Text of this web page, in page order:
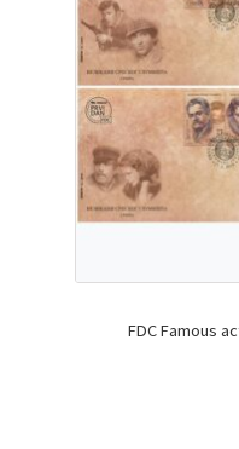
FDC Famous